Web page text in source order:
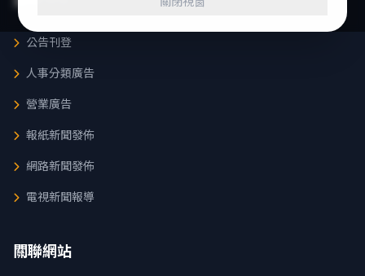
公告刊登
人事分類廣告
營業廣告
報紙新聞發佈
網路新聞發佈
電視新聞報導
關聯網站